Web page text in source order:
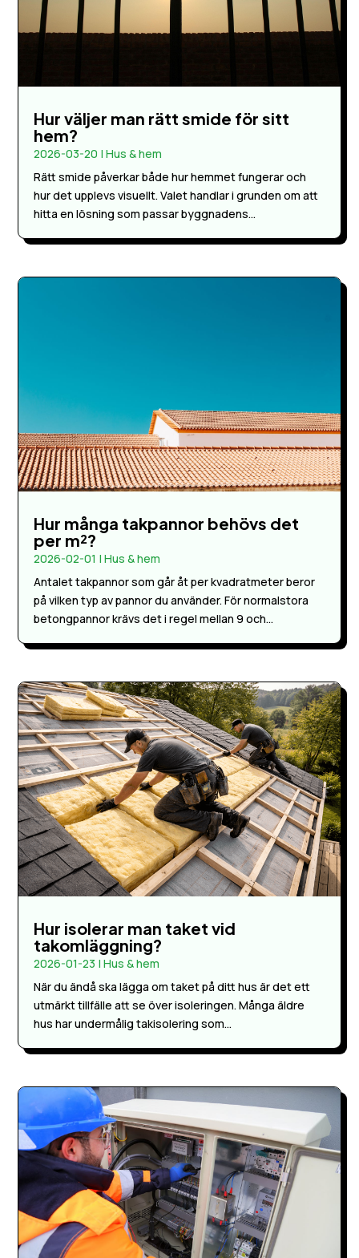
Hur väljer man rätt smide för sitt
hem?
2026-03-20 |Hus & hem
Rätt smide påverkar både hur hemmet fungerar och
hur det upplevs visuellt. Valet handlar i grunden om att
hitta en lösning som passar byggnadens...
Hur många takpannor behövs det
per m²?
2026-02-01 |Hus & hem
Antalet takpannor som går åt per kvadratmeter beror
på vilken typ av pannor du använder. För normalstora
betongpannor krävs det i regel mellan 9 och...
Hur isolerar man taket vid
takomläggning?
2026-01-23 |Hus & hem
När du ändå ska lägga om taket på ditt hus är det ett
utmärkt tillfälle att se över isoleringen. Många äldre
hus har undermålig takisolering som...